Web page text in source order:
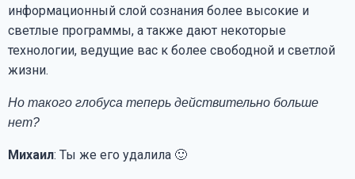
информационный слой сознания более высокие и
светлые программы, а также дают некоторые
технологии, ведущие вас к более свободной и светлой
жизни.
Но такого глобуса теперь действительно больше
нет?
Михаил: Ты же его удалила 🙂